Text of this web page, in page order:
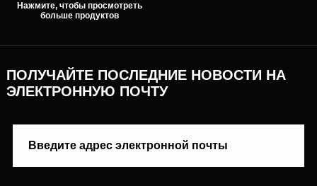
Нажмите, чтобы просмотреть
больше продуктов
ПОЛУЧАЙТЕ ПОСЛЕДНИЕ НОВОСТИ НА
ЭЛЕКТРОННУЮ ПОЧТУ